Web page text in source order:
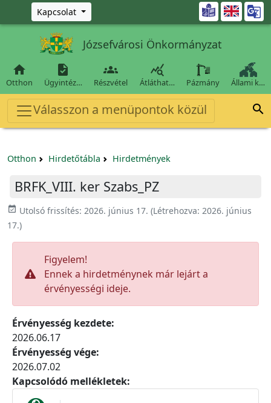
Ugrás a fő tartalomra
Kapcsolat 
Józsefvárosi Önkormányzat

Otthon

Ügyintéz…

Részvétel

Átláthat… Pázmány Állami k…
Válasszon a menüpontok közül 
Otthon Hirdetőtábla Hirdetmények
BRFK_VIII. ker Szabs_PZ
event_available Utolsó frissítés: 2026. június 17. (Létrehozva: 2026. június
17.)
Figyelem!
Ennek a hirdetménynek már lejárt a
érvényességi ideje.
Érvényesség kezdete:
2026.06.17
Érvényesség vége:
2026.07.02
Kapcsolódó mellékletek: